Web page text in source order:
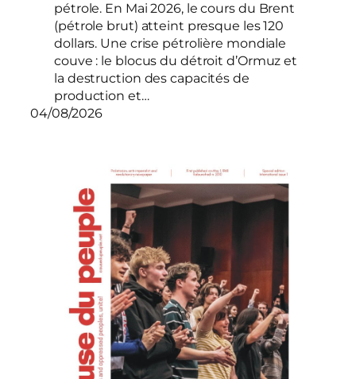
pétrole. En Mai 2026, le cours du Brent
(pétrole brut) atteint presque les 120
dollars. Une crise pétrolière mondiale
couve : le blocus du détroit d’Ormuz et
la destruction des capacités de
production et…
04/08/2026